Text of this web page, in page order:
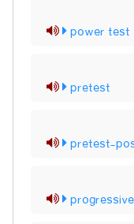
power test
pretest
pretest-